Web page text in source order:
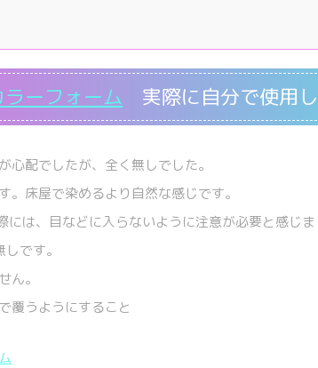
ーフォーム 実際に自分で使用
心配でしたが、全く無しでした。
。床屋で染めるより自然な感じです。
は、目などに入らないように注意が必要と感じま
です。
ん。
覆うようにすること